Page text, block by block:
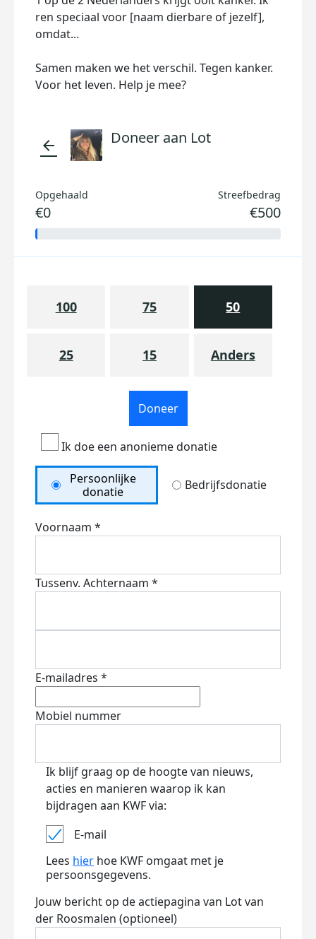
ren speciaal voor [naam dierbare of jezelf],
omdat...
Samen maken we het verschil. Tegen kanker.
Voor het leven. Help je mee?
arrow_back Doneer aan Lot
Opgehaald
€0
Streefbedrag
€500
100 75 50
25 15 Anders
Doneer
Ik doe een anonieme donatie
Persoonlijke
donatie
Bedrijfsdonatie
Voornaam *
Tussenv. Achternaam *
E-mailadres *
Mobiel nummer
Ik blijf graag op de hoogte van nieuws,
acties en manieren waarop ik kan
bijdragen aan KWF via:
E-mail
Lees hier hoe KWF omgaat met je
persoonsgegevens.
Jouw bericht op de actiepagina van Lot van
der Roosmalen (optioneel)